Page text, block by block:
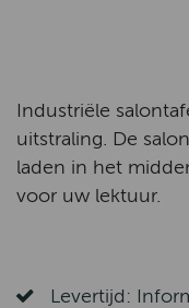
Industriële
uitstraling. De
laden in het
voor uw lektuur.
Levertijd: